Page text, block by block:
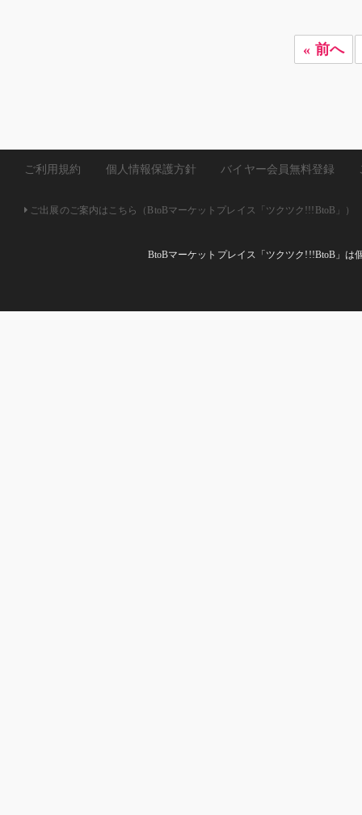
« 前へ
ご利用規約 個人情報保護方針 バイヤー会員無料登録
ご出展のご案内はこちら（BtoBマーケットプレイス「ツクツク!!!BtoB」）
BtoBマーケットプレイス「ツクツク!!!BtoB」は